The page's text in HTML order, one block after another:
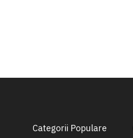
Categorii Populare